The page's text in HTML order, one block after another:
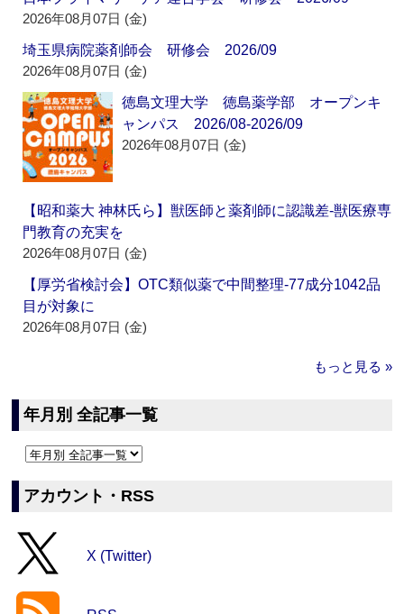
2026年08月07日 (金)
埼玉県病院薬剤師会 研修会 2026/09
2026年08月07日 (金)
徳島文理大学 徳島薬学部 オープンキ
ャンパス 2026/08-2026/09
2026年08月07日 (金)
【昭和薬大 神林氏ら】獣医師と薬剤師に認識差‐獣医療専
門教育の充実を
2026年08月07日 (金)
【厚労省検討会】OTC類似薬で中間整理‐77成分1042品
目が対象に
2026年08月07日 (金)
もっと見る »
年月別 全記事一覧
アカウント・RSS
X (Twitter)